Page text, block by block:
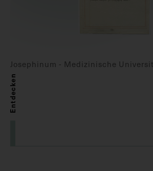
Josephinum - Medizinische
Entdecken